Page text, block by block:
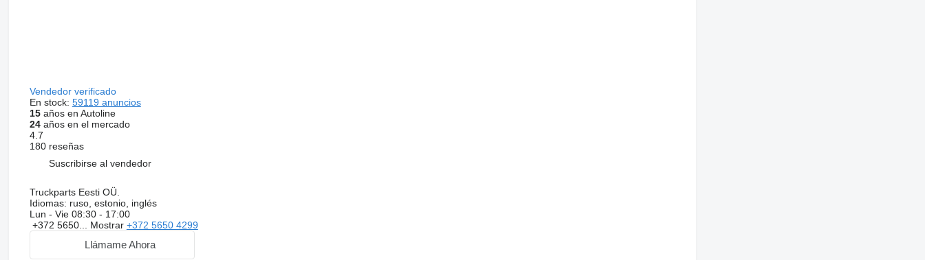
Vendedor verificado
En stock: 59119 anuncios
15años en Autoline
24años en el mercado
4.7
180 reseñas
Suscribirse al vendedor
Truckparts Eesti OÜ.
Idiomas: ruso, estonio, inglés
Lun - Vie 08:30 - 17:00
+372 5650... Mostrar +372 5650 4299
Llámame Ahora